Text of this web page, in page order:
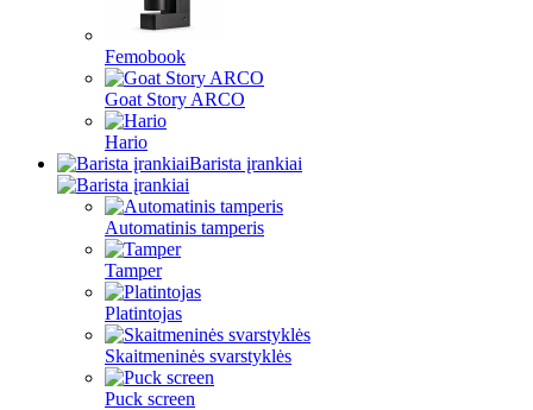
Femobook
Goat Story ARCO
Hario
Barista įrankiai
Automatinis tamperis
Tamper
Platintojas
Skaitmeninės svarstyklės
Puck screen